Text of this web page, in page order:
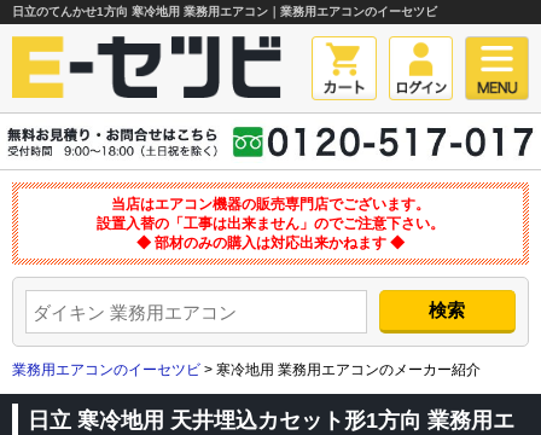
日立のてんかせ1方向 寒冷地用 業務用エアコン｜業務用エアコンのイーセツビ
当店はエアコン機器の販売専門店でございます。
設置入替の「工事は出来ません」のでご注意下さい。
◆ 部材のみの購入は対応出来かねます ◆
業務用エアコンのイーセツビ > 寒冷地用 業務用エアコンのメーカー紹介
日立 寒冷地用 天井埋込カセット形1方向 業務用エ